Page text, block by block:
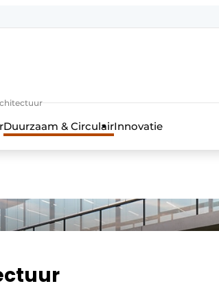
Duurzaam & CirculairInnovatie